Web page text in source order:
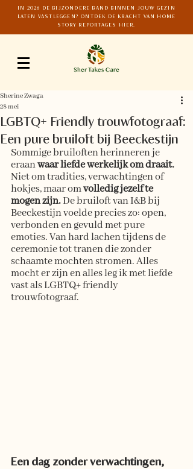
IN 2026 DE BIJZONDERE BAND BINNEN JOUW GEZIN
LATEN VASTLEGGEN? ONTDEK DE KRACHT VAN HOME
STORY REPORTAGES HIER.
LGBTQ+ Friendly trouwfotograaf:
Een pure bruiloft bij Beeckestijn
Sherine Zwaga
28 mei
Sommige bruiloften herinneren je
eraan waar liefde werkelijk om draait.
Niet om tradities, verwachtingen of
hokjes, maar om volledig jezelf te
mogen zijn. De bruiloft van I&B bij
Beeckestijn voelde precies zo: open,
verbonden en gevuld met pure
emoties. Van hard lachen tijdens de
ceremonie tot tranen die zonder
schaamte mochten stromen. Alles
mocht er zijn en alles leg ik met liefde
vast als LGBTQ+ friendly
trouwfotograaf.
Een dag zonder verwachtingen,